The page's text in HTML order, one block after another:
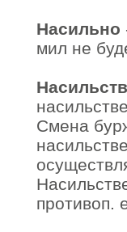
Насильно
мил не
Смена
противоп.